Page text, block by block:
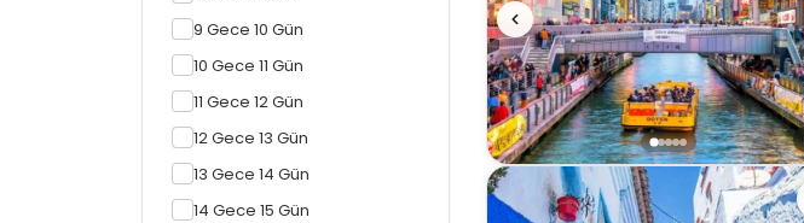
9 Gece 10 Gün
10 Gece 11 Gün
11 Gece 12 Gün
12 Gece 13 Gün
13 Gece 14 Gün
14 Gece 15 Gün